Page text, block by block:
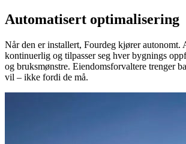
Automatisert optimalisering
Når den er installert, Fourdeg kjører autonomt.
kontinuerlig og tilpasser seg hver bygnings
og bruksmønstre. Eiendomsforvaltere trenger
vil – ikke fordi de må.